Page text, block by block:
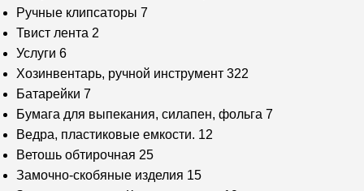
Ручные клипсаторы 7
Твист лента 2
Услуги 6
Хозинвентарь, ручной инструмент 322
Батарейки 7
Бумага для выпекания, силапен, фольга 7
Ведра, пластиковые емкости. 12
Ветошь обтирочная 25
Замочно-скобяные изделия 15